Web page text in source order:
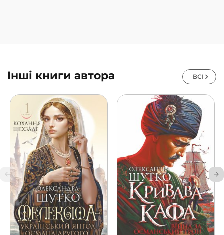
Інші книги автора ВСІ